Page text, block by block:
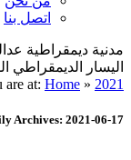
اتصل بنا
مدنية ديمقراطية
اليسار الديمقراطي السوري العدد
are at: Home » 2021
Archives: 2021-06-17